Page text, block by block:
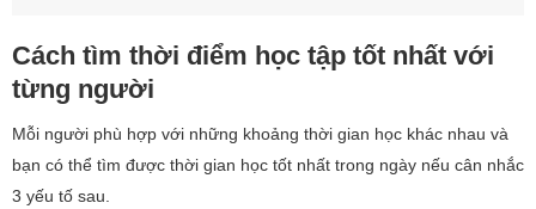
Cách tìm thời điểm học tập tốt nhất với
từng người
Mỗi người phù hợp với những khoảng thời gian học khác nhau và
bạn có thể tìm được thời gian học tốt nhất trong ngày nếu cân nhắc
3 yếu tố sau.